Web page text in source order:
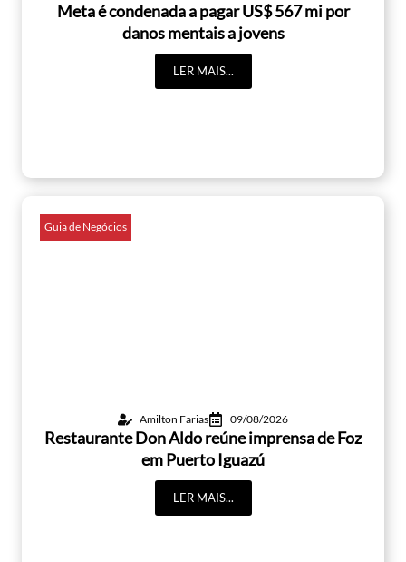
Meta é condenada a pagar US$ 567 mi por
danos mentais a jovens
LER MAIS...
Guia de Negócios
Amilton Farias 09/08/2026
Restaurante Don Aldo reúne imprensa de Foz
em Puerto Iguazú
LER MAIS...